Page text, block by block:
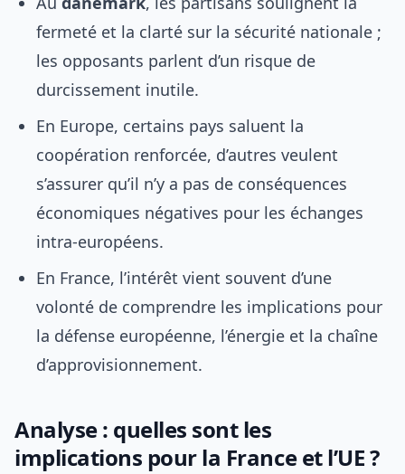
fermeté et la clarté sur la sécurité nationale ;
les opposants parlent d’un risque de
durcissement inutile.
En Europe, certains pays saluent la
coopération renforcée, d’autres veulent
s’assurer qu’il n’y a pas de conséquences
économiques négatives pour les échanges
intra-européens.
En France, l’intérêt vient souvent d’une
volonté de comprendre les implications pour
la défense européenne, l’énergie et la chaîne
d’approvisionnement.
Analyse : quelles sont les
implications pour la France et l’UE ?